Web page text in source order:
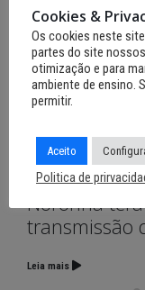
12 de junho de 2026
Noronha
transmissão
Leia mais
Cookies &
Os cookies neste
partes do site
otimização e para
ambiente de ensino.
permitir.
Aceito
Politica de